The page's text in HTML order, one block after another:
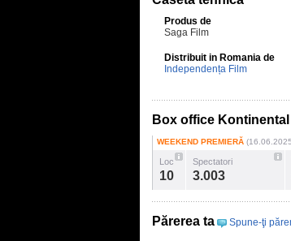
Produs de
Saga Film
Distribuit in Romania de
Independența Film
Box office
WEEKEND PREMIERĂ
Loc
10
Spectatori
3.003
Părerea ta Spune-ţi